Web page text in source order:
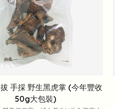
手採 野生黑虎掌 (今年豐收
50g大包裝)